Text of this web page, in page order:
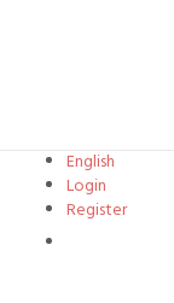
English
Login
Register